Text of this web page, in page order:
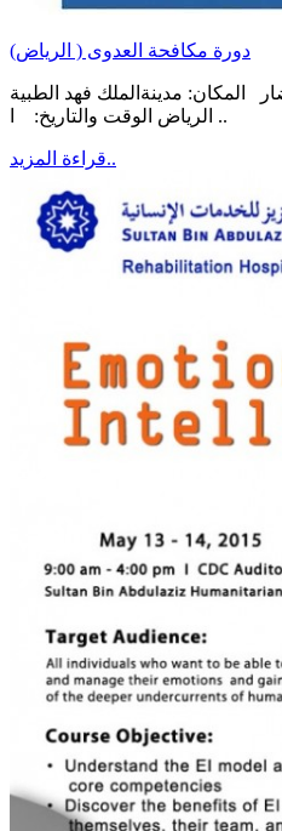
دورة مكافحة العدوى ( الرياض)
المكان: مدينةالملك فهد الطبية
الرياض الوقت والتاريخ: ا ..
قراءة المزيد..